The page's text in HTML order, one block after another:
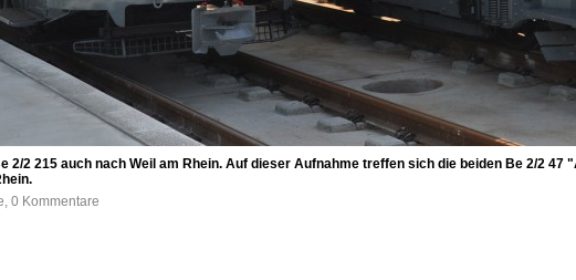
2/2 215 auch nach Weil am Rhein. Auf dieser Aufnahme treffen sich die beiden Be 2/2
0 Kommentare